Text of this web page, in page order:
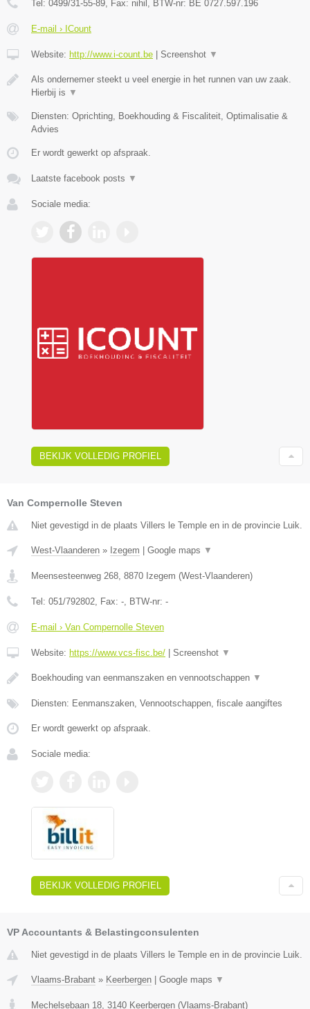
Tel: 0499/31-55-89, Fax: nihil , BTW-nr: BE 0727.597.196
E-mail › ICount
Website: http://www.i-count.be Screenshot ▼
Als ondernemer steekt u veel energie in het runnen van uw zaak.
Hierbij is ▼
Diensten: Oprichting, Boekhouding & Fiscaliteit, Optimalisatie &
Advies
Er wordt gewerkt op afspraak.
Laatste facebook posts ▼
Sociale media:
BEKIJK VOLLEDIG PROFIEL
Van Compernolle Steven
Niet gevestigd in de plaats Villers le Temple en in de provincie Luik.
West-Vlaanderen » Izegem Google maps ▼
Meensesteenweg 268, 8870 Izegem (West-Vlaanderen)
Tel: 051/792802, Fax: -, BTW-nr: -
E-mail › Van Compernolle Steven
Website: https://www.vcs-fisc.be/ Screenshot ▼
Boekhouding van eenmanszaken en vennootschappen ▼
Diensten: Eenmanszaken, Vennootschappen, fiscale aangiftes
Er wordt gewerkt op afspraak.
Sociale media:
BEKIJK VOLLEDIG PROFIEL
VP Accountants & Belastingconsulenten
Niet gevestigd in de plaats Villers le Temple en in de provincie Luik.
Vlaams-Brabant » Keerbergen Google maps ▼
Mechelsebaan 18, 3140 Keerbergen (Vlaams-Brabant)